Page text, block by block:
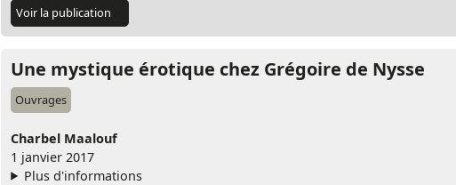
Voir la publication
Une mystique érotique chez Grégoire de Nysse
Ouvrages
Charbel Maalouf
1 janvier 2017
Plus d'informations